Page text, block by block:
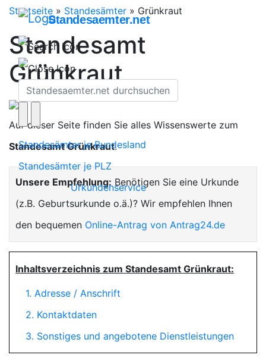
Standesaemter.net
Standesämter je Bundesland
Standesämter je PLZ
Urkundenservice
Startseite » Standesämter » Grünkraut
Standesamt
Grünkraut
Auf dieser Seite finden Sie alles Wissenswerte zum
Standesamt Grünkraut.
Unsere Empfehlung: Benötigen Sie eine Urkunde
(z.B. Geburtsurkunde o.ä.)? Wir empfehlen Ihnen
den bequemen Online-Antrag von Antrag24.de
Inhaltsverzeichnis zum Standesamt Grünkraut:
1. Adresse / Anschrift
2. Kontaktdaten
3. Sonstiges und angebotene Dienstleistungen